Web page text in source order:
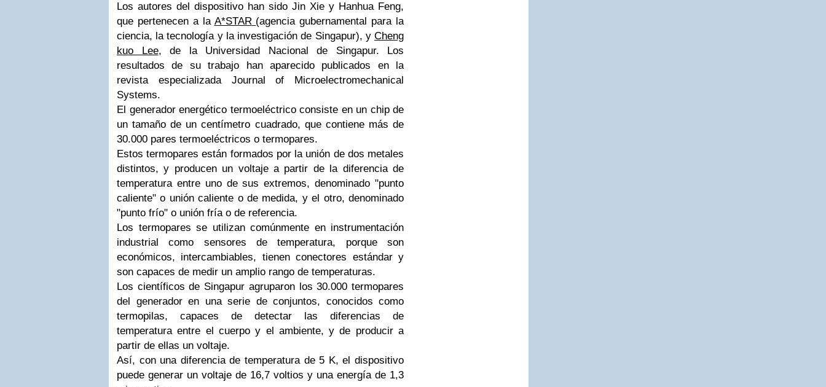
Los autores del dispositivo han sido Jin Xie y Hanhua Feng,
que pertenecen a la A*STAR (agencia gubernamental para la
ciencia, la tecnología y la investigación de Singapur), y Cheng
kuo Lee, de la Universidad Nacional de Singapur. Los
resultados de su trabajo han aparecido publicados en la
revista especializada Journal of Microelectromechanical
Systems.
El generador energético termoeléctrico consiste en un chip de
un tamaño de un centímetro cuadrado, que contiene más de
30.000 pares termoeléctricos o termopares.
Estos termopares están formados por la unión de dos metales
distintos, y producen un voltaje a partir de la diferencia de
temperatura entre uno de sus extremos, denominado "punto
caliente" o unión caliente o de medida, y el otro, denominado
"punto frío" o unión fría o de referencia.
Los termopares se utilizan comúnmente en instrumentación
industrial como sensores de temperatura, porque son
económicos, intercambiables, tienen conectores estándar y
son capaces de medir un amplio rango de temperaturas.
Los científicos de Singapur agruparon los 30.000 termopares
del generador en una serie de conjuntos, conocidos como
termopilas, capaces de detectar las diferencias de
temperatura entre el cuerpo y el ambiente, y de producir a
partir de ellas un voltaje.
Así, con una diferencia de temperatura de 5 K, el dispositivo
puede generar un voltaje de 16,7 voltios y una energía de 1,3